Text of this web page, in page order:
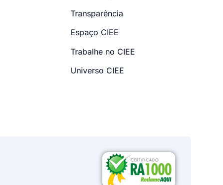
Transparência
Espaço CIEE
Trabalhe no CIEE
Universo CIEE